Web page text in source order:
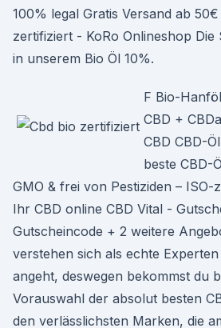
100% legal Gratis Versand ab
zertifiziert - KoRo Onlineshop Die
in unserem Bio Öl 10%.
F Bio-
CBD +
CBD CBD-
beste CBD-
GMO & frei von Pestiziden – ISO-
Ihr CBD online CBD Vital -
Gutscheincode + 2 weitere
verstehen sich als echte
angeht, deswegen bekommst du
Vorauswahl der absolut besten
den verlässlichsten Marken, die